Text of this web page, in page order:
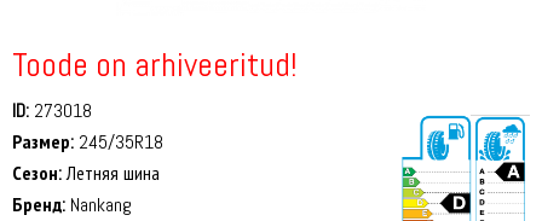
Toode on arhiveeritud!
ID: 273018
Размер: 245/35R18
Сезон:Летняя шина
Бренд: Nankang